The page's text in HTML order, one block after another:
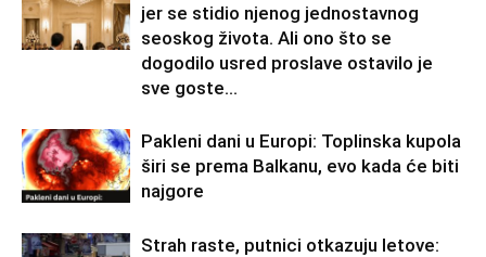
jer se stidio njenog jednostavnog
seoskog života. Ali ono što se
dogodilo usred proslave ostavilo je
sve goste...
Pakleni dani u Europi: Toplinska kupola
širi se prema Balkanu, evo kada će biti
najgore
Strah raste, putnici otkazuju letove: